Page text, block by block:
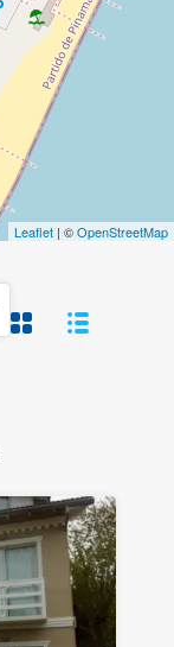
Leaflet | ©OpenStreetMap